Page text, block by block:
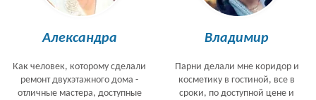
Александра
Как человек, которому сделали
ремонт двухэтажного дома -
отличные мастера, доступные
Владимир
Парни делали мне коридор и
косметику в гостиной, все в
сроки, по доступной цене и